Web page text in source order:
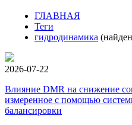
ГЛАВНАЯ
Теги
гидродинамика
2026-07-22
Влияние DMR на снижение
измеренное с помощью
балансировки